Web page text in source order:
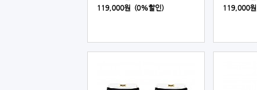
119,000원 (0%할인)
119,000